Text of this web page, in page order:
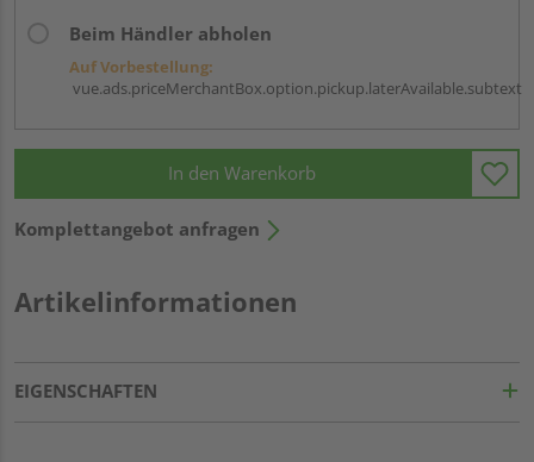
Beim Händler abholen
Auf Vorbestellung:
vue.ads.priceMerchantBox.option.pickup.laterAvailable.subtext
In den Warenkorb
Komplettangebot anfragen
Artikelinformationen
EIGENSCHAFTEN